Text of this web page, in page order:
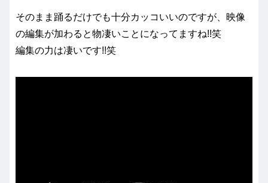
そのまま踊るだけでも十分カッコいいのですが、映像
の編集が加わると物凄いことになってますね!!笑
編集の力は凄いです!!笑